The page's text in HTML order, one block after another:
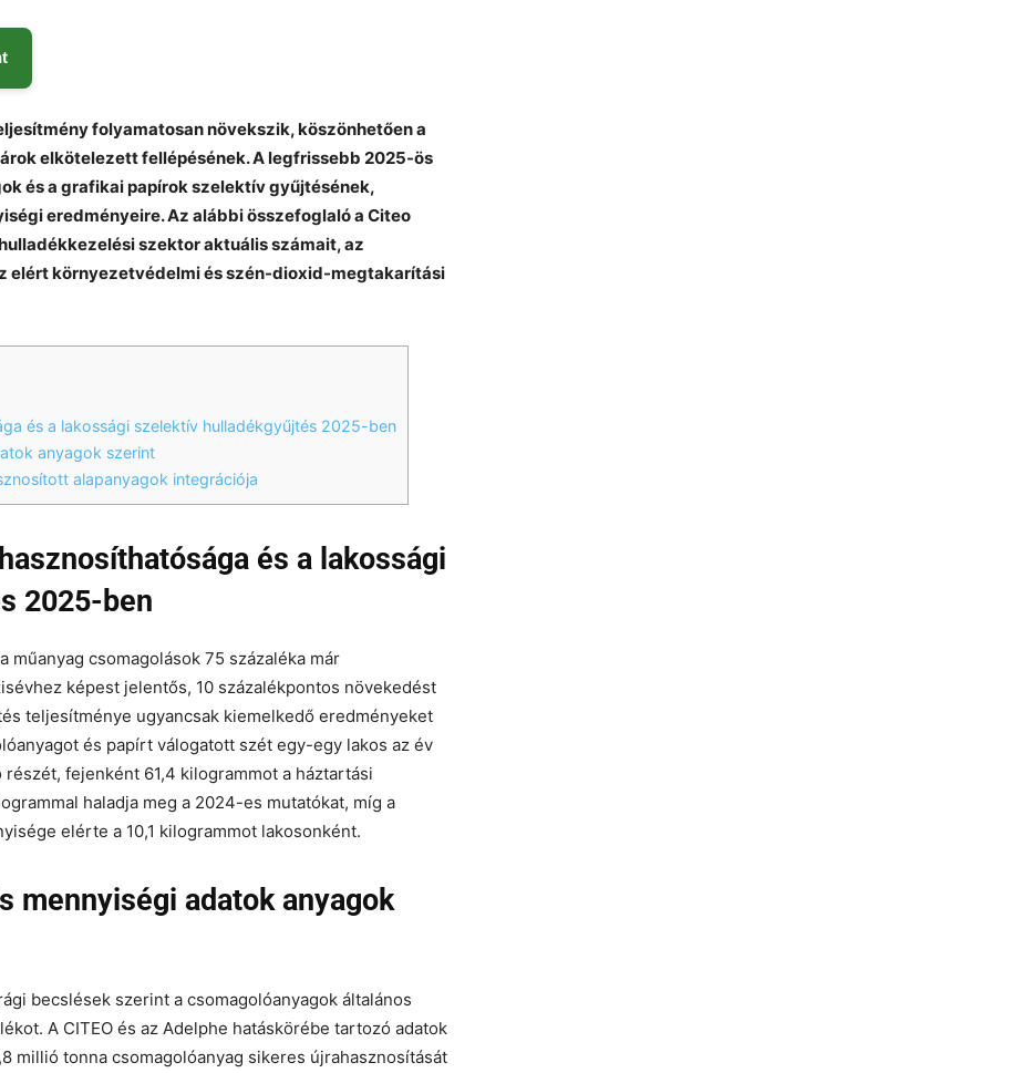
folyamatosan növekszik, köszönhetően a
elkötelezett fellépésének. A legfrissebb 2025-ös
és a grafikai papírok szelektív gyűjtésének,
eredményeire. Az alábbi összefoglaló a Citeo
szektor aktuális számait, az
elért környezetvédelmi és szén-dioxid-megtakarítási
és a lakossági szelektív hulladékgyűjtés 2025-ben
anyagok szerint
alapanyagok integrációja
és a lakossági
2025-ben
csomagolások 75 százaléka már
képest jelentős, 10 százalékpontos növekedést
teljesítménye ugyancsak kiemelkedő eredményeket
és papírt válogatott szét egy-egy lakos az év
fejenként 61,4 kilogrammot a háztartási
haladja meg a 2024-es mutatókat, míg a
elérte a 10,1 kilogrammot lakosonként.
mennyiségi adatok anyagok
becslések szerint a csomagolóanyagok általános
A CITEO és az Adelphe hatáskörébe tartozó adatok
millió tonna csomagolóanyag sikeres újrahasznosítását